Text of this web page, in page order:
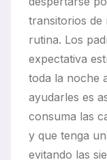
transitorios de
rutina. Los
expectativa
toda la noche
ayudarles es
consuma las
y que tenga
evitando las